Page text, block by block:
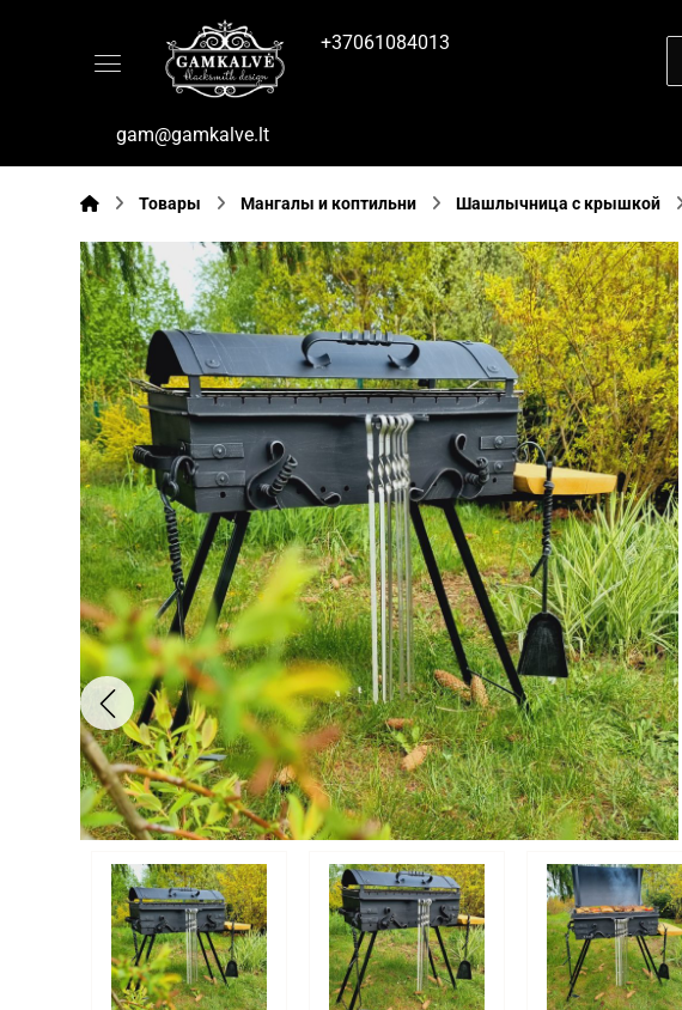
+37061084013
gam@gamkalve.lt
Товары Mангалы и коптильни Шашлычница с крышкой